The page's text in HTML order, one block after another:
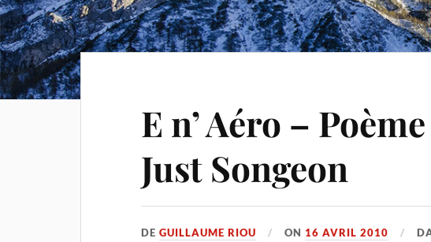
E n’ Aéro –
Just Songeon
DEGUILLAUME RIOU ON 16 AVRIL 2010